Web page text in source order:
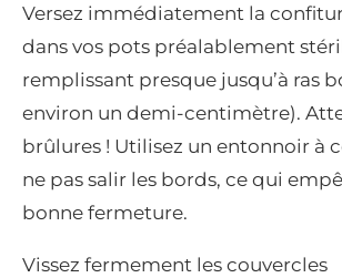
Versez immédiatement la
dans vos pots préalablement
remplissant presque jusqu’à ras
environ un demi-centimètre).
brûlures ! Utilisez un entonnoir à
ne pas salir les bords, ce qui
bonne fermeture.
Vissez fermement les couvercles